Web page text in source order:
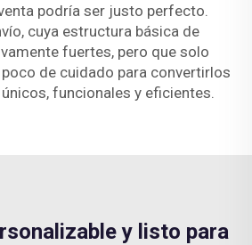
podría ser justo perfecto.
cuya estructura básica de
fuertes, pero que solo
de cuidado para convertirlos
funcionales y eficientes.
y listo para